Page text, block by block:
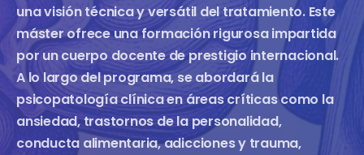
una visión técnica y versátil del tratamiento. Este
máster ofrece una formación rigurosa impartida
por un cuerpo docente de prestigio internacional.
A lo largo del programa, se abordará la
psicopatología clínica en áreas críticas como la
ansiedad, trastornos de la personalidad,
conducta alimentaria, adicciones y trauma,